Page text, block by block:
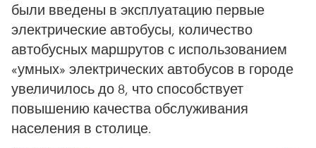
были введены в эксплуатацию первые
электрические автобусы, количество
автобусных маршрутов с использованием
«умных» электрических автобусов в городе
увеличилось до 8, что способствует
повышению качества обслуживания
населения в столице.